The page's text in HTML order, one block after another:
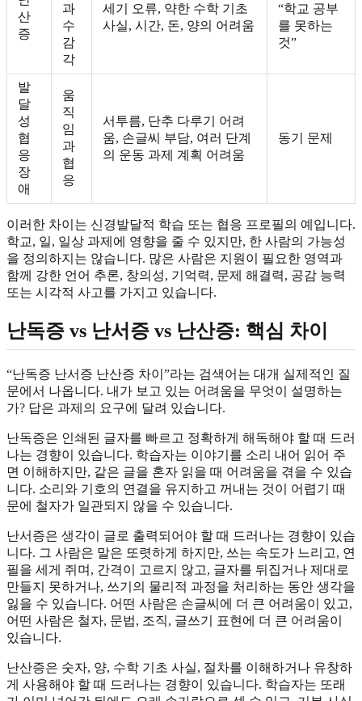
산
증
과
수
감
각
세기 오류, 약한 수학 기초
사실, 시간, 돈, 양의 어려움
“학교 공부
를 못하는
것”
발
달
성
협
응
장
애
움
직
임
과
협
응
서투름, 단추 다루기 어려
움, 손글씨 부담, 여러 단계
의 운동 과제 계획 어려움
동기 문제
이러한 차이는 신경발달적 학습 또는 협응 프로필의 예입니다.
학교, 일, 일상 과제에 영향을 줄 수 있지만, 한 사람의 가능성
을 정의하지는 않습니다. 많은 사람은 지원이 필요한 영역과
함께 강한 언어 추론, 창의성, 기억력, 문제 해결력, 공감 능력
또는 시각적 사고를 가지고 있습니다.
난독증 vs 난서증 vs 난산증: 핵심 차이
“난독증 난서증 난산증 차이”라는 검색어는 대개 실제적인 질
문에서 나옵니다. 내가 보고 있는 어려움을 무엇이 설명하는
가? 답은 과제의 요구에 달려 있습니다.
난독증은 인쇄된 글자를 빠르고 정확하게 해독해야 할 때 드러
나는 경향이 있습니다. 학습자는 이야기를 소리 내어 읽어 주
면 이해하지만, 같은 글을 혼자 읽을 때 어려움을 겪을 수 있습
니다. 소리와 기호의 연결을 유지하고 꺼내는 것이 어렵기 때
문에 철자가 일관되지 않을 수 있습니다.
난서증은 생각이 글로 출력되어야 할 때 드러나는 경향이 있습
니다. 그 사람은 말은 또렷하게 하지만, 쓰는 속도가 느리고, 연
필을 세게 쥐며, 간격이 고르지 않고, 글자를 뒤집거나 제대로
만들지 못하거나, 쓰기의 물리적 과정을 처리하는 동안 생각을
잃을 수 있습니다. 어떤 사람은 손글씨에 더 큰 어려움이 있고,
어떤 사람은 철자, 문법, 조직, 글쓰기 표현에 더 큰 어려움이
있습니다.
난산증은 숫자, 양, 수학 기초 사실, 절차를 이해하거나 유창하
게 사용해야 할 때 드러나는 경향이 있습니다. 학습자는 또래